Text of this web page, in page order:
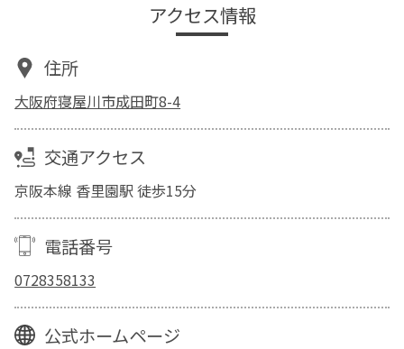
アクセス情報
住所
大阪府寝屋川市成田町8-4
交通アクセス
京阪本線 香里園駅 徒歩15分
電話番号
0728358133
公式ホームページ